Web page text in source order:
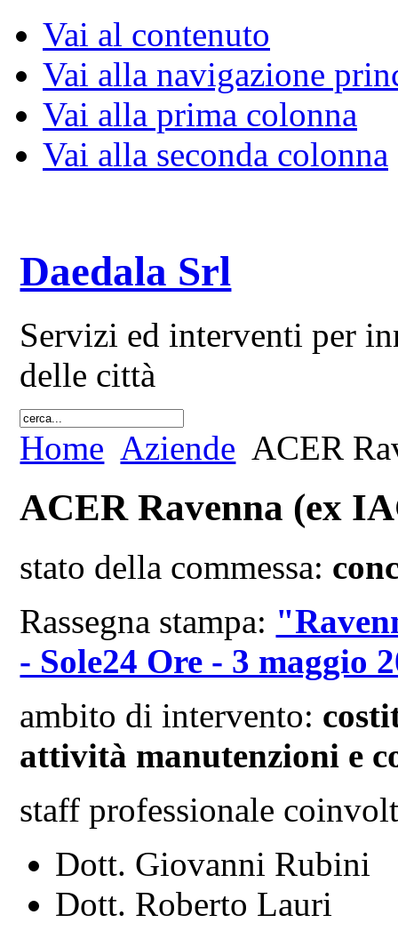
Vai al contenuto
Vai alla navigazione
Vai alla prima colonna
Vai alla seconda colonna
Daedala Srl
Servizi ed interventi per
delle città
Home Aziende ACER
ACER Ravenna (ex
stato della commessa:
Rassegna stampa:
- Sole24 Ore - 3 maggio
ambito di intervento:
attività manutenzioni e
staff professionale
Dott. Giovanni Rubini
Dott. Roberto Lauri